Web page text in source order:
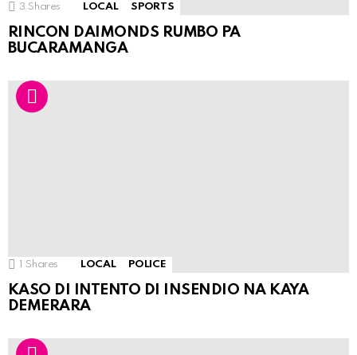
3 Shares LOCAL SPORTS
RINCON DAIMONDS RUMBO PA
BUCARAMANGA
1 Shares LOCAL POLICE
KASO DI INTENTO DI INSENDIO NA KAYA
DEMERARA